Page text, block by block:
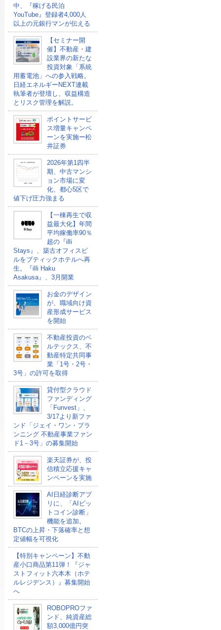
中、『稼げる民泊
YouTube』登録者4,000人
以上の元銀行マンが伝える
【セミナー開
催】不動産・建
設業界の新たな
投資対象「系統
用蓄電池」への参入戦略。
日経エネルギーNEXT連載
執筆者が登壇し、収益構造
とリスク管理を解説。
ポイントサービ
ス増量キャンペ
ーンを実施ー松
井証券
2026年第1四半
期、中古マンシ
ョン市場に変
化、都心5区で
値下げ圧力強まる
【一棟再生で収
益最大化】年間
平均稼働率90％
超の『illi
Stays』、築古オフィスビ
ルをブティックホテルへ再
生。『illi Haku
Asakusa』、3月開業
お金のデザイン
が、職域向け資
産形成サービス
を開始
不動産投資のベ
ルテックス、不
動産特定共同事
業「1号・2号・
3号」の許可を取得
貸付型クラウド
ファンディング
「Funvest」、
3/17より新ファ
ンド「ジェイ・ワン・プラ
ンニング 不動産事業ファン
ド1－3号」の募集開始
楽天証券が、投
信積立応援キャ
ンペーンを実施
AI日経診断アプ
リに、「AIビッ
トコイン診断」
機能を追加。
BTCの上昇・下落確率と想
定値幅を可視化
【特別キャンペーン】不動
産小口商品第11弾！『ジャ
ストフィット六本木（ホテ
ルレジデンス）』募集開始
へ
ROBOPROファ
ンド、純資産総
額3,000億円突